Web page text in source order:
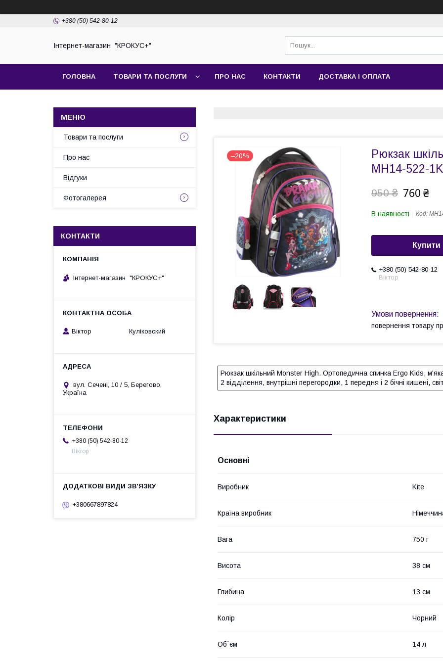
+380 (50) 542-80-12
Інтернет-магазин "КРОКУС+"
ГОЛОВНА ТОВАРИ ТА ПОСЛУГИ ПРО НАС КОНТАКТИ ДОСТАВКА І ОПЛАТА
–20%
Рюкзак
MH14-522-1K
950 ₴ 760 ₴
В наявності Код:
Купити
+380 (50) 542-80-12
Віктор
повернення товару
Рюкзак шкільний Monster High. Ортопедична спинка Ergo Kids,
2 відділення, внутрішні перегородки, 1 передня і 2 бічні кишені,
Характеристики
Основні
Виробник Kite
Країна виробник
Вага 750 г
Висота 38 см
Глибина 13 см
Колір Чорний
Об`єм 14 л
Товари та послуги
Про нас
Відгуки
Фотогалерея
КОНТАКТИ
Інтернет-магазин "КРОКУС+"
Віктор Куліковский
вул. Сечені, 10 / 5, Берегово,
Україна
+380 (50) 542-80-12
Віктор
+380667897824